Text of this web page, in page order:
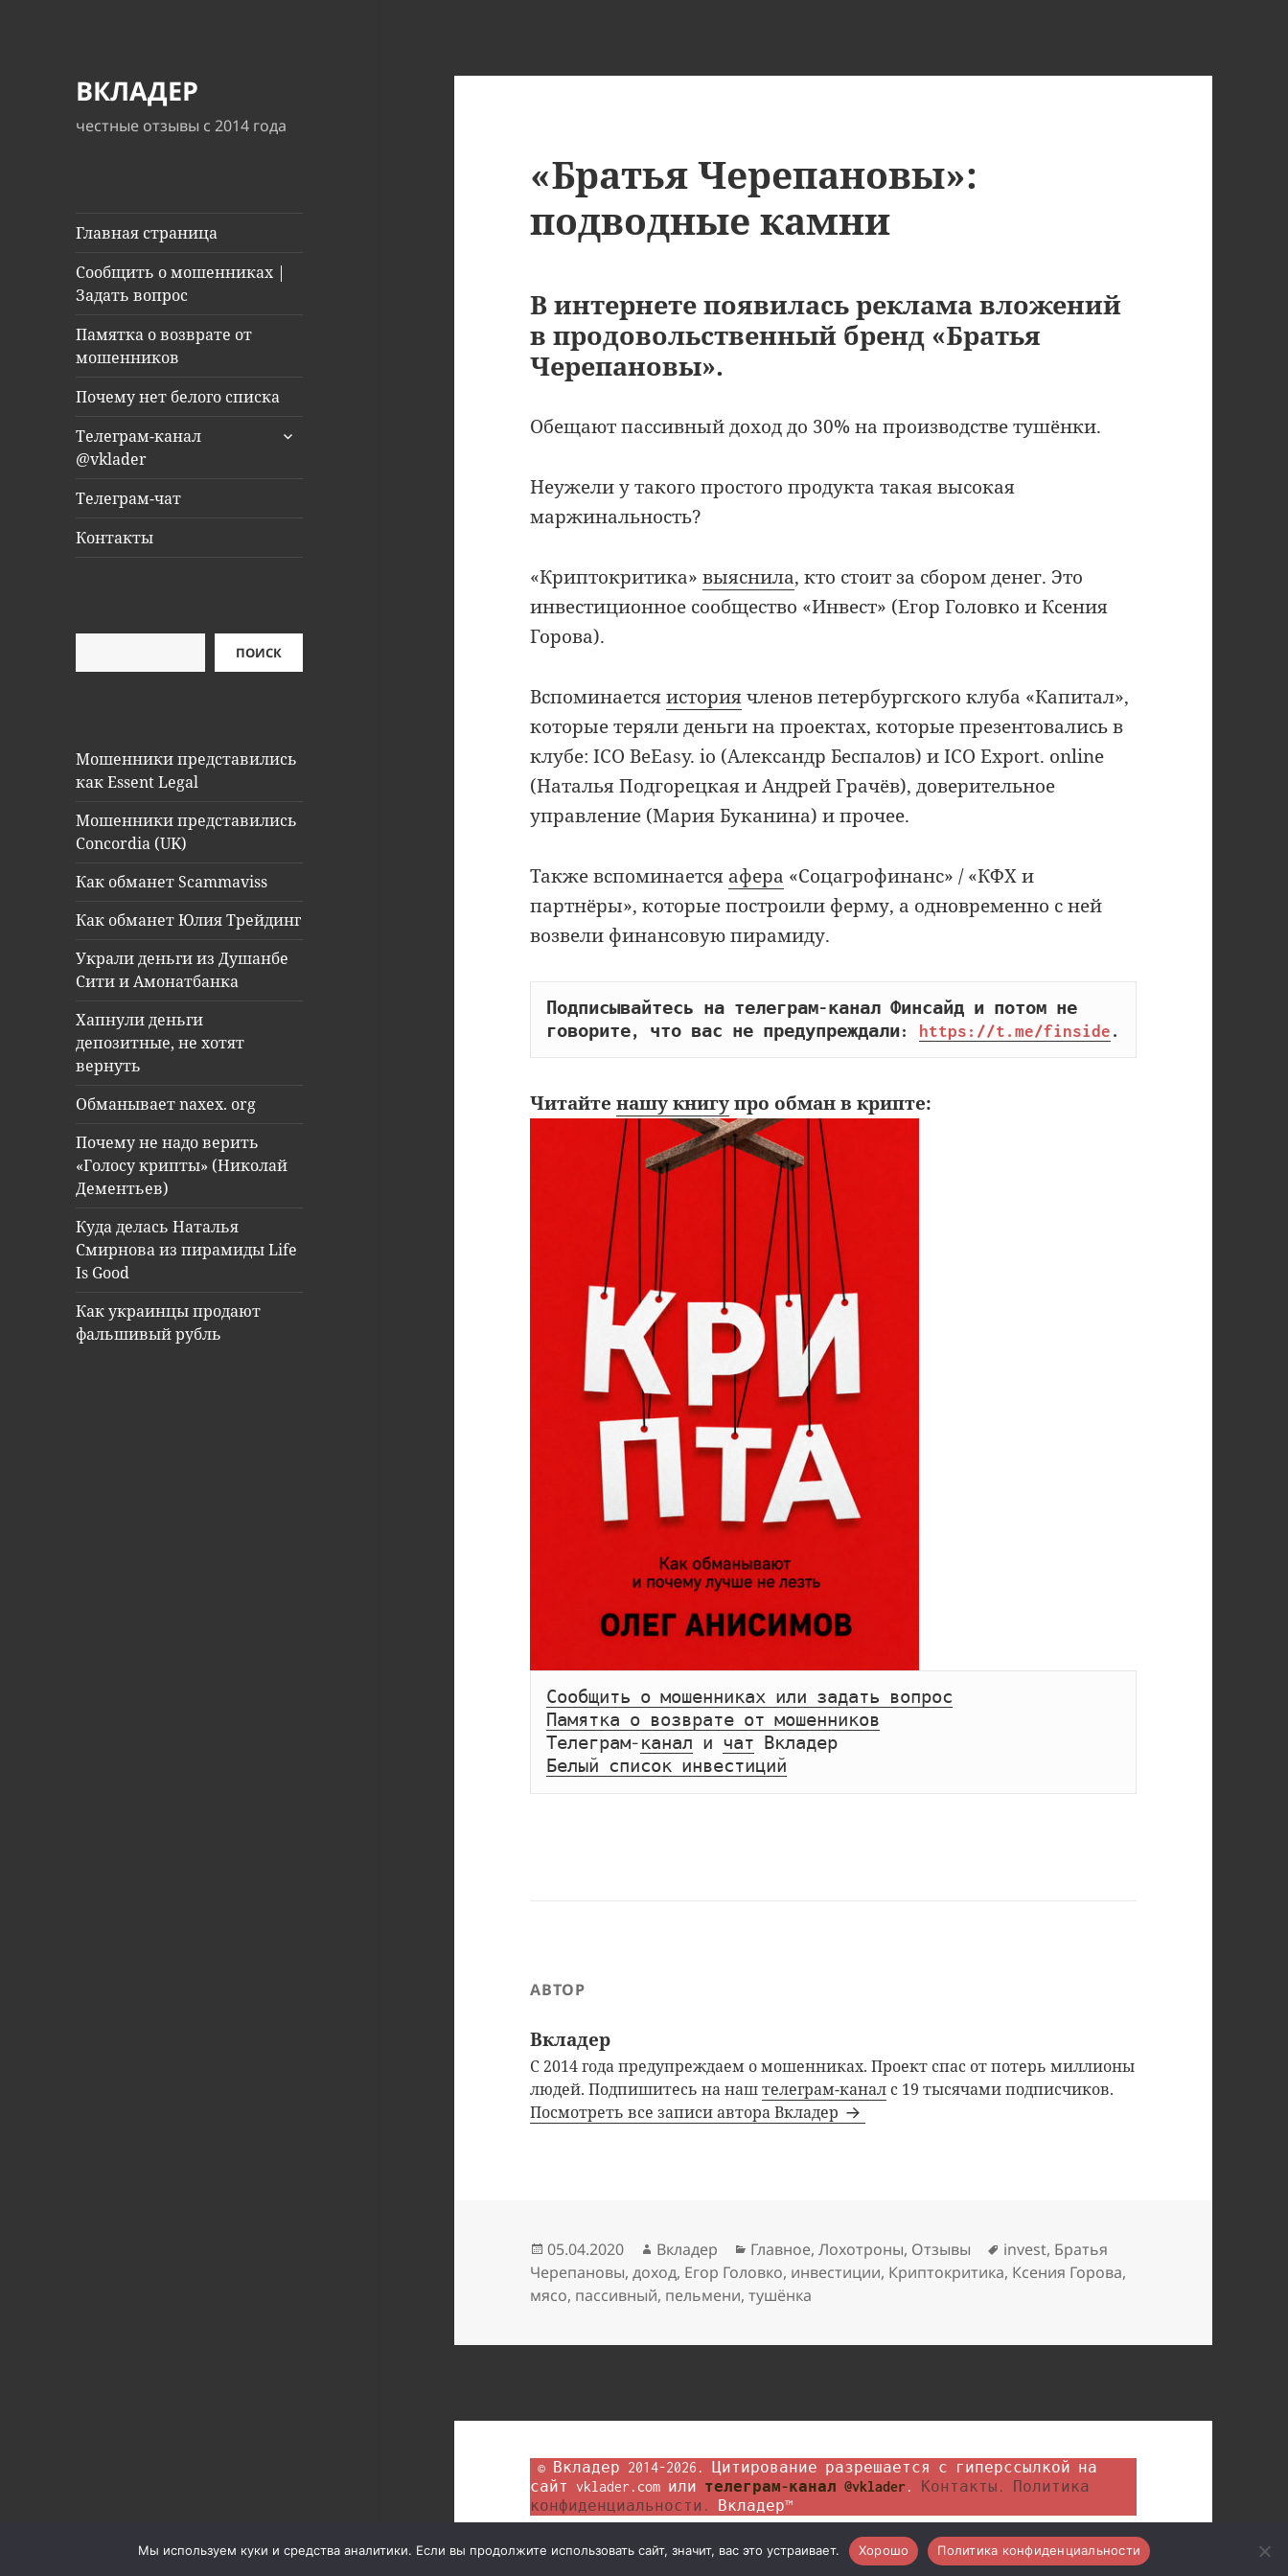
ВКЛАДЕР
честные отзывы с 2014 года
Главная страница
Сообщить о мошенниках |
Задать вопрос
Памятка о возврате от
мошенников
Почему нет белого списка
Телеграм-канал
@vklader
раскрыть
Телеграм-чат
Контакты
ПОИСК
Мошенники представились
как Essent Legal
Мошенники представились
Concordia (UK)
Как обманет Scammaviss
Как обманет Юлия Трейдинг
Украли деньги из Душанбе
Сити и Амонатбанка
Хапнули деньги
депозитные, не хотят
вернуть
Обманывает naxex. org
Почему не надо верить
«Голосу крипты» (Николай
Дементьев)
Куда делась Наталья
Смирнова из пирамиды Life
Is Good
Как украинцы продают
фальшивый рубль
«Братья Черепановы»:
подводные камни
В интернете появилась реклама вложений
в продовольственный бренд «Братья
Черепановы».
Обещают пассивный доход до 30% на производстве тушёнки.
Неужели у такого простого продукта такая высокая
маржинальность?
«Криптокритика»выяснила, кто стоит за сбором денег. Это
инвестиционное сообщество «Инвест» (Егор Головко и Ксения
Горова).
Вспоминаетсяисториячленов петербургского клуба «Капитал»,
которые теряли деньги на проектах, которые презентовались в
клубе: ICO BeEasy. io (Александр Беспалов) и ICO Export. online
(Наталья Подгорецкая и Андрей Грачёв), доверительное
управление (Мария Буканина) и прочее.
Также вспоминается афера «Соцагрофинанс» / «КФХ и
партнёры», которые построили ферму, а одновременно с ней
возвели финансовую пирамиду.
Подписывайтесь на телеграм-канал Финсайд и потом не
говорите, что вас не предупреждали:
https://t.me/finside .
Читайтенашу книгупро обман в крипте:
Сообщить о мошенниках или задать вопрос
Памятка о возврате от мошенников
Телеграм- канал и чат
Вкладер
Белый список инвестиций
АВТОР
Вкладер
С 2014 года предупреждаем о мошенниках. Проект спас от потерь миллионы
людей. Подпишитесь на наштелеграм-канал с 19 тысячами подписчиков.
Посмотреть все записи автора Вкладер
Опубликовано
05.04.2020 Автор
Вкладер Рубрики
Главное,Лохотроны, Отзывы Метки
invest, Братья
Черепановы,доход, Егор Головко, инвестиции, Криптокритика, Ксения Горова,
мясо, пассивный, пельмени,тушёнка
© Вкладер 2014-2026. Цитирование разрешается с гиперссылкой на
сайт vklader.com или телеграм-канал @vklader. Контакты.
Политика
конфиденциальности.
Вкладер™
Мы используем куки и средства аналитики. Если вы продолжите использовать сайт, значит, вас это устраивает. Хорошо Политика конфиденциальности